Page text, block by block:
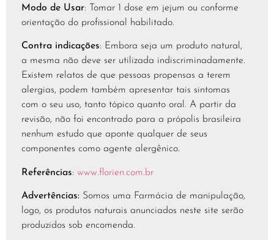
Modo de Usar: Tomar 1 dose em jejum ou conforme
orientação do profissional habilitado.
Contra indicações: Embora seja um produto natural,
a mesma não deve ser utilizada indiscriminadamente.
Existem relatos de que pessoas propensas a terem
alergias, podem também apresentar tais sintomas
com o seu uso, tanto tópico quanto oral. A partir da
revisão, não foi encontrado para a própolis brasileira
nenhum estudo que aponte qualquer de seus
componentes como agente alergênico.
Referências: www.florien.com.br
Advertências: Somos uma Farmácia de manipulação,
logo, os produtos naturais anunciados neste site serão
produzidos sob encomenda.